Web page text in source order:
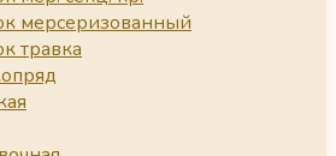
мерсеризованный
травка